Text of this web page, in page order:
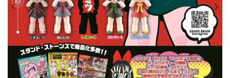
レンタル
景品・玩具・文具
販促用カプセルトイ